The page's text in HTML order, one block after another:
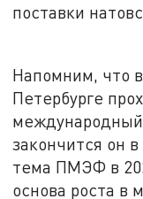
поставки
Напомним, что
Петербурге
закончится он
тема ПМЭФ в
основа роста в